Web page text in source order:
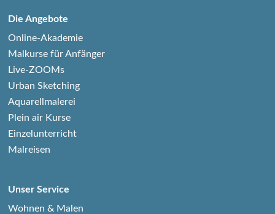
Die Angebote
Online-Akademie
Malkurse für Anfänger
Live-ZOOMs
Urban Sketching
Aquarellmalerei
Plein air Kurse
Einzelunterricht
Malreisen
Unser Service
Wohnen & Malen